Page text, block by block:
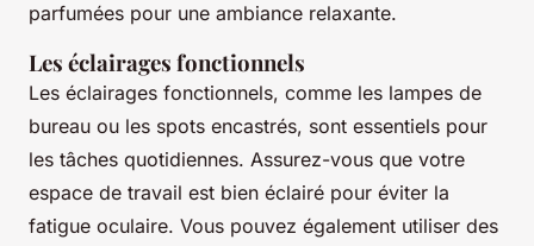
parfumées pour une ambiance relaxante.
Les éclairages fonctionnels
Les éclairages fonctionnels, comme les lampes de
bureau ou les spots encastrés, sont essentiels pour
les tâches quotidiennes. Assurez-vous que votre
espace de travail est bien éclairé pour éviter la
fatigue oculaire. Vous pouvez également utiliser des